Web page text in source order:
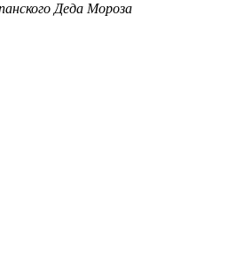
Деда Мороза